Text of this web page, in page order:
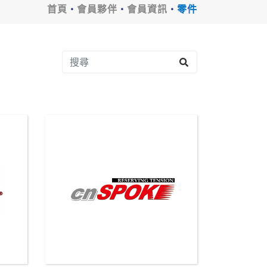
首頁 會員夥伴 會員資訊 零件